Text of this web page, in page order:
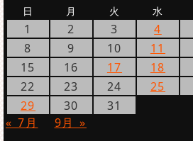
日 月 火 水
1 2 3 4
8
9 10 11
15
16 17 18
22
23 24 25
29
30
31
« 7月
9月 »